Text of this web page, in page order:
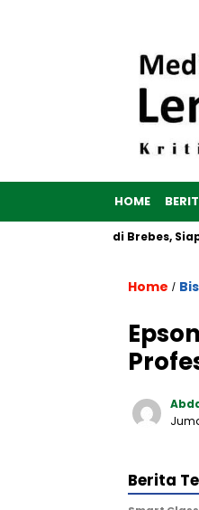
HOME
Dibangun di Brebes, Siap
Home /
Berita